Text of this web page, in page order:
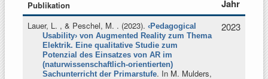
Publikation Jahr
Lauer, L. , & Peschel, M. . (2023). ‹Pedagogical
Usability› von Augmented Reality zum Thema
Elektrik. Eine qualitative Studie zum
Potenzial des Einsatzes von AR im
(naturwissenschaftlich-orientierten)
Sachunterricht der Primarstufe. In M. Mulders,
2023